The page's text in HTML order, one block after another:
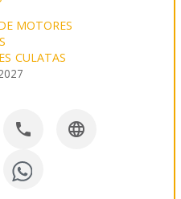
MOTORES
CULATAS
 